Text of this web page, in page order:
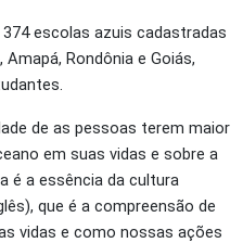
escolas azuis cadastradas
Rondônia e Goiás,
de as pessoas terem maior
em suas vidas e sobre a
é a essência da cultura
que é a compreensão de
vidas e como nossas ações